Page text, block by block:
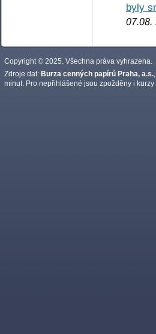
byly
07.08.
Copyright © 2025. Všechna práva vyhrazena.
Zdroje dat: Burza cenných papírů Praha, a.s.,
minut. Pro nepřihlášené jsou zpožděny i kurzy